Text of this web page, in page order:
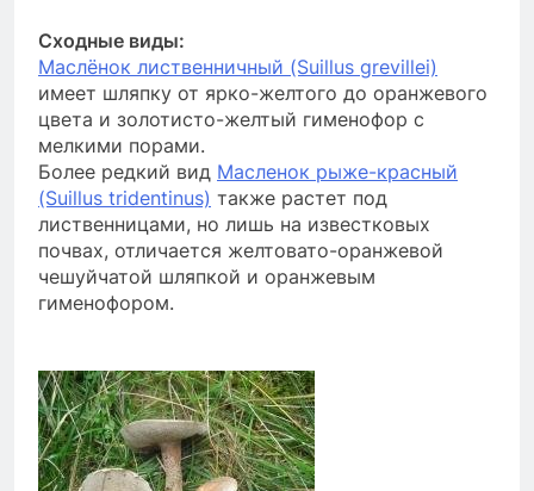
Сходные виды:
Маслёнок лиственничный (Suillus grevillei)
имеет шляпку от ярко-желтого до оранжевого
цвета и золотисто-желтый гименофор с
мелкими порами.
Более редкий вид Масленок рыже-красный
(Suillus tridentinus) также растет под
лиственницами, но лишь на известковых
почвах, отличается желтовато-оранжевой
чешуйчатой шляпкой и оранжевым
гименофором.